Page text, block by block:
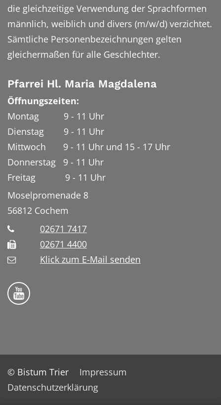
die gleichzeitige Verwendung der Sprachformen
männlich, weiblich und divers (m/w/d) verzichtet.
Sämtliche Personenbezeichnungen gelten
gleichermaßen für alle Geschlechter.
Pfarrei Hl. Maria Magdalena
Öffnungszeiten:
Montag 9 - 11 Uhr
Dienstag 9 - 11 Uhr
Mittwoch 9 - 11 Uhr und 15 - 17 Uhr
Donnerstag 9 - 11 Uhr
Freitag 9 - 11 Uhr
Moselpromenade 8
56812 Cochem
02671 7417
02671 4400
Klick zum E-Mail senden
Bistum Trier auf YouTube
© Bistum Trier
Impressum
Datenschutzerklärung